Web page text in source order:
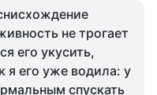
не трогает
его укусить,
я его уже водила: у
спускать